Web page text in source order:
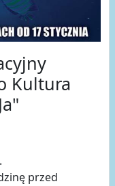
Kultura
przed